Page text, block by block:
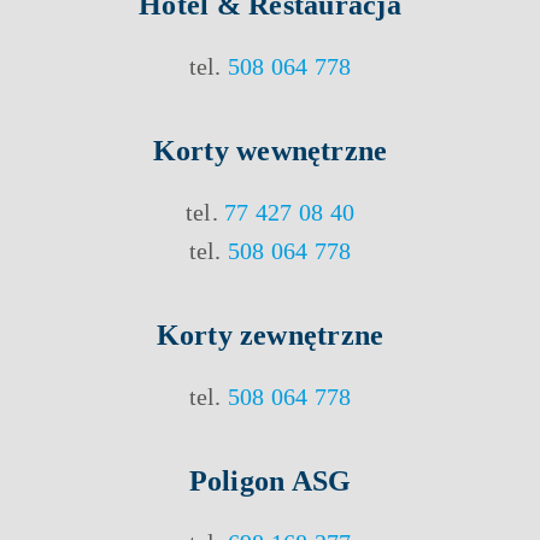
tel. 508 064 778
Kortywewnętrzne
tel. 77 427 08 40
tel. 508 064 778
Korty zewnętrzne
tel. 508 064 778
Poligon ASG